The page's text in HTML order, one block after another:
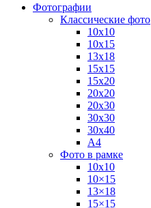
Фотографии
Классические фото
10х10
10х15
13х18
15х15
15х20
20х20
20х30
30х30
30х40
А4
Фото в рамке
10х10
10×15
13×18
15×15